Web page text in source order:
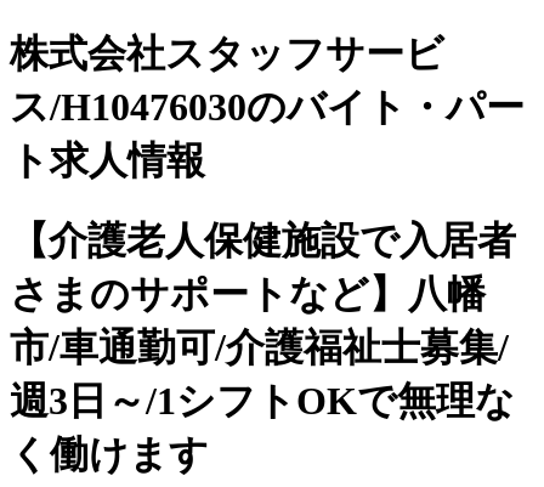
株式会社スタッフサービ
ス/H10476030のバイト・パー
ト求人情報
【介護老人保健施設で入居者
さまのサポートなど】八幡
市/車通勤可/介護福祉士募集/
週3日～/1シフトOKで無理な
く働けます